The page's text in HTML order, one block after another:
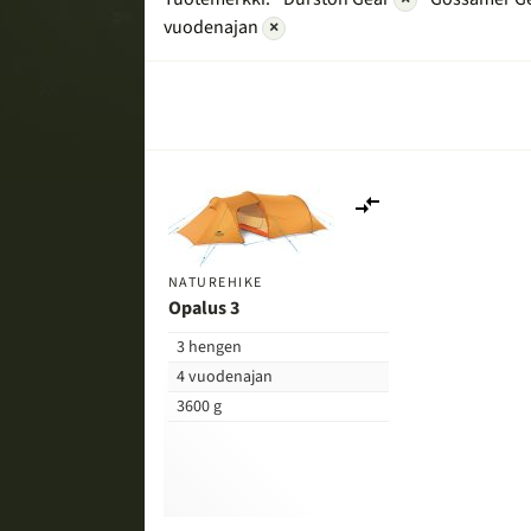
vuodenajan ×
NATUREHIKE
Opalus 3
3 hengen
4 vuodenajan
3600 g